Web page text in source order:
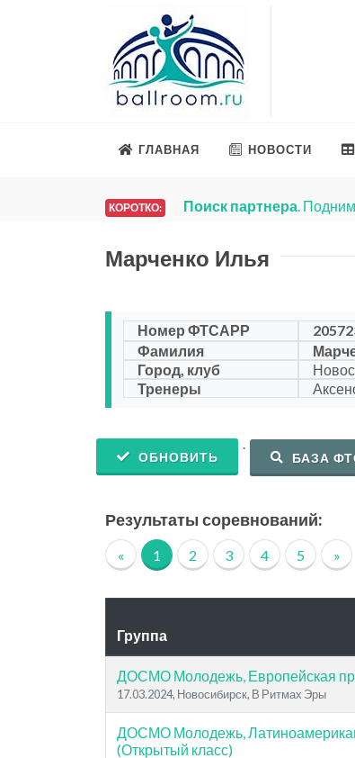
ГЛАВНАЯ НОВОСТИ
КОРОТКО: Поиск партнера.
Марченко Илья
Номер ФТСАРР
Фамилия
Город, клуб
Тренеры
ОБНОВИТЬ
.
БАЗА
Результаты соревнований:
« 1 2 3 4 5 »
Группа
ДОСМО Молодежь, Европейская
17.03.2024, Новосибирск, В Ритмах Эры
ДОСМО Молодежь,
(Открытый класс)